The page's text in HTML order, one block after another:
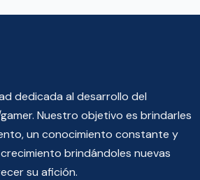
dedicada al desarrollo del
Nuestro objetivo es brindarles
un conocimiento constante y
brindándoles nuevas
su afición.